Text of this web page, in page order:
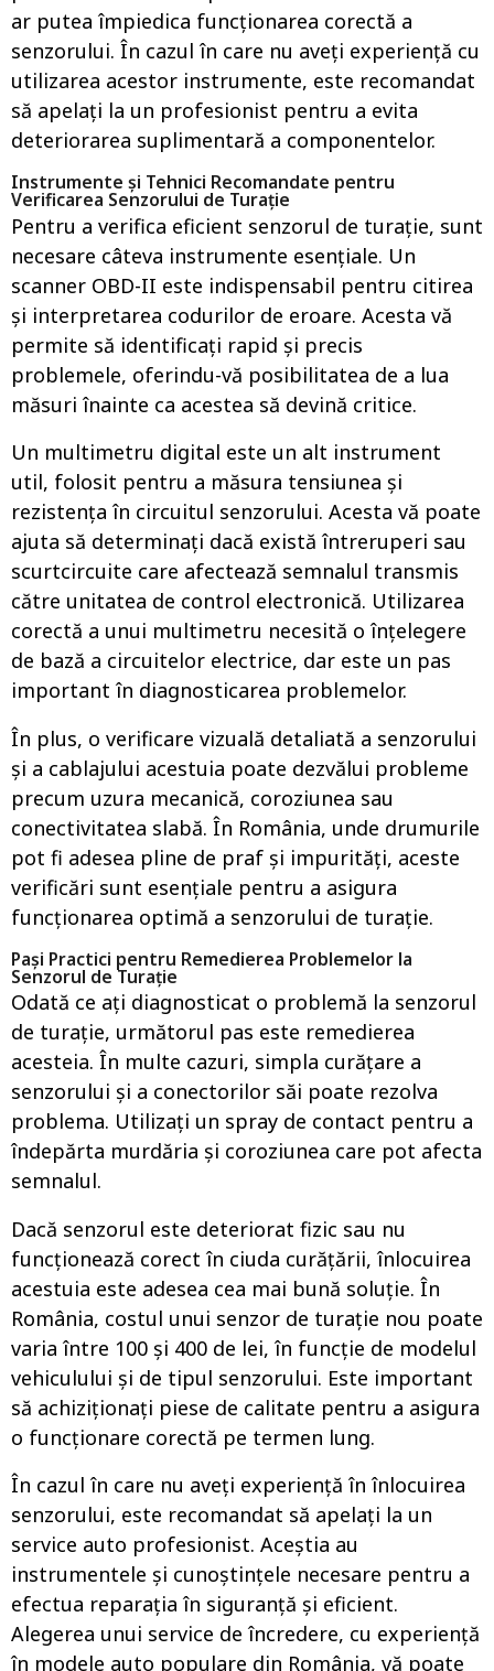
ar putea împiedica funcționarea corectă a
senzorului. În cazul în care nu aveți experiență cu
utilizarea acestor instrumente, este recomandat
să apelați la un profesionist pentru a evita
deteriorarea suplimentară a componentelor.
Instrumente și Tehnici Recomandate pentru
Verificarea Senzorului de Turație
Pentru a verifica eficient senzorul de turație, sunt
necesare câteva instrumente esențiale. Un
scanner OBD-II este indispensabil pentru citirea
și interpretarea codurilor de eroare. Acesta vă
permite să identificați rapid și precis
problemele, oferindu-vă posibilitatea de a lua
măsuri înainte ca acestea să devină critice.
Un multimetru digital este un alt instrument
util, folosit pentru a măsura tensiunea și
rezistența în circuitul senzorului. Acesta vă poate
ajuta să determinați dacă există întreruperi sau
scurtcircuite care afectează semnalul transmis
către unitatea de control electronică. Utilizarea
corectă a unui multimetru necesită o înțelegere
de bază a circuitelor electrice, dar este un pas
important în diagnosticarea problemelor.
În plus, o verificare vizuală detaliată a senzorului
și a cablajului acestuia poate dezvălui probleme
precum uzura mecanică, coroziunea sau
conectivitatea slabă. În România, unde drumurile
pot fi adesea pline de praf și impurități, aceste
verificări sunt esențiale pentru a asigura
funcționarea optimă a senzorului de turație.
Pași Practici pentru Remedierea Problemelor la
Senzorul de Turație
Odată ce ați diagnosticat o problemă la senzorul
de turație, următorul pas este remedierea
acesteia. În multe cazuri, simpla curățare a
senzorului și a conectorilor săi poate rezolva
problema. Utilizați un spray de contact pentru a
îndepărta murdăria și coroziunea care pot afecta
semnalul.
Dacă senzorul este deteriorat fizic sau nu
funcționează corect în ciuda curățării, înlocuirea
acestuia este adesea cea mai bună soluție. În
România, costul unui senzor de turație nou poate
varia între 100 și 400 de lei, în funcție de modelul
vehiculului și de tipul senzorului. Este important
să achiziționați piese de calitate pentru a asigura
o funcționare corectă pe termen lung.
În cazul în care nu aveți experiență în înlocuirea
senzorului, este recomandat să apelați la un
service auto profesionist. Aceștia au
instrumentele și cunoștințele necesare pentru a
efectua reparația în siguranță și eficient.
Alegerea unui service de încredere, cu experiență
în modele auto populare din România, vă poate